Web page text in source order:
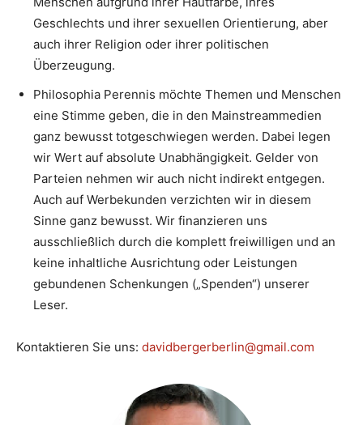
Geschlechts und ihrer sexuellen Orientierung, aber
auch ihrer Religion oder ihrer politischen
Überzeugung.
Philosophia Perennis möchte Themen und Menschen
eine Stimme geben, die in den Mainstreammedien
ganz bewusst totgeschwiegen werden. Dabei legen
wir Wert auf absolute Unabhängigkeit. Gelder von
Parteien nehmen wir auch nicht indirekt entgegen.
Auch auf Werbekunden verzichten wir in diesem
Sinne ganz bewusst. Wir finanzieren uns
ausschließlich durch die komplett freiwilligen und an
keine inhaltliche Ausrichtung oder Leistungen
gebundenen Schenkungen („Spenden“) unserer
Leser.
Kontaktieren Sie uns: davidbergerberlin@gmail.com